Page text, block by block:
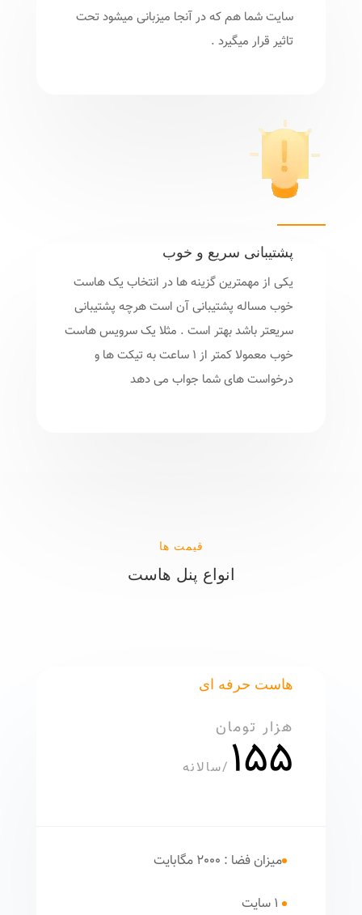
سایت شما هم که در آنجا میزبانی میشود تحت
تاثیر قرار میگیرد .
پشتیبانی سریع و خوب
یکی از مهمترین گزینه ها در انتخاب یک هاست
خوب مساله پشتیبانی آن است هرچه پشتیبانی
سریعتر باشد بهتر است . مثلا یک سرویس هاست
خوب معمولا کمتر از 1 ساعت به تیکت ها و
درخواست های شما جواب می دهد
قیمت ها
انواع پنل هاست
هاست حرفه ای
هزار تومان
155
/سالانه
میزان فضا : 2000 مگابایت
1 سایت